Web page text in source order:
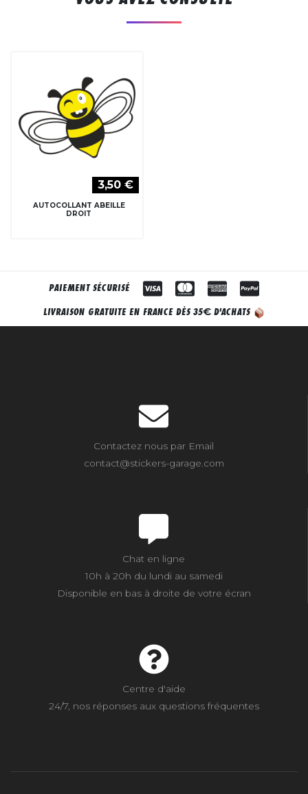
3,50 €
AUTOCOLLANT ABEILLE
DROIT
PAIEMENT SÉCURISÉ
LIVRAISON GRATUITE EN FRANCE DÈS 35€ D'ACHATS
Contactez nous par Email
contact@stickers-garage.com
Chat en ligne
10h à 20h du lundi au samedi
Disponible en bas à droite de votre écran
Centre d'aide
24/7, nos réponses aux questions fréquentes